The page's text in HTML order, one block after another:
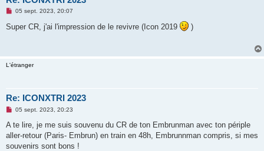
M
s
s
o
05 sept. 2023, 20:07
Super CR, j'ai l'impression de le revivre (Icon 2019 )
L'étranger
Re: ICONXTRI 2023
M
s
a
g
05 sept. 2023, 20:23
A te lire, je me suis souvenu du CR de ton Embrunman avec ton périple
aller-retour (Paris- Embrun) en train en 48h, Embrunnman compris, si mes
souvenirs sont bons !